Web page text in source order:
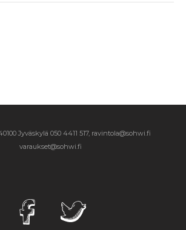
Jyväskylä 050 4411 517, ravintola@sohwi.fi
varaukset@sohwi.fi